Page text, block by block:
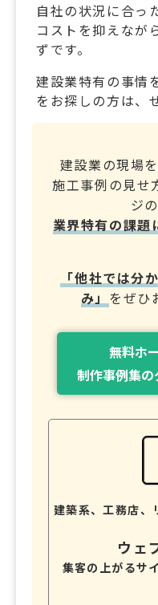
自社の状況に合っ
コストを抑えなが
ずです。
建設業特有の事情
をお探しの方は、
建設業の現場
施工事例の見せ
ジ
業界特有の課題
「他社では分
み」 をぜひ
無料ホ
制作事例集
建築系、工務店、
ウェ
集客の上がるサ